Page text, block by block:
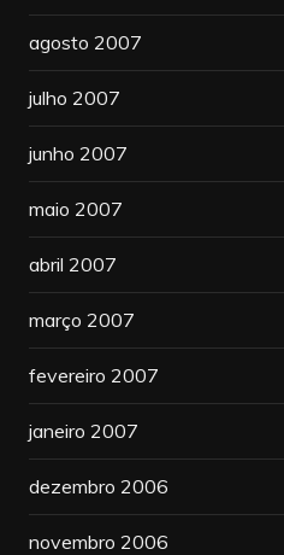
agosto 2007
julho 2007
junho 2007
maio 2007
abril 2007
março 2007
fevereiro 2007
janeiro 2007
dezembro 2006
novembro 2006